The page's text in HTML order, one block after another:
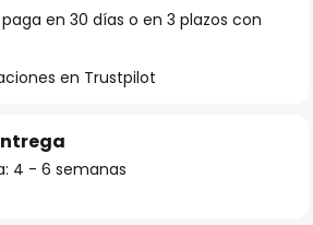
en 30 días o en 3 plazos con
en Trustpilot
4 - 6 semanas